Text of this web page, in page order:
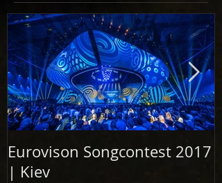
Eurovison Songcontest 2017
| Kiev